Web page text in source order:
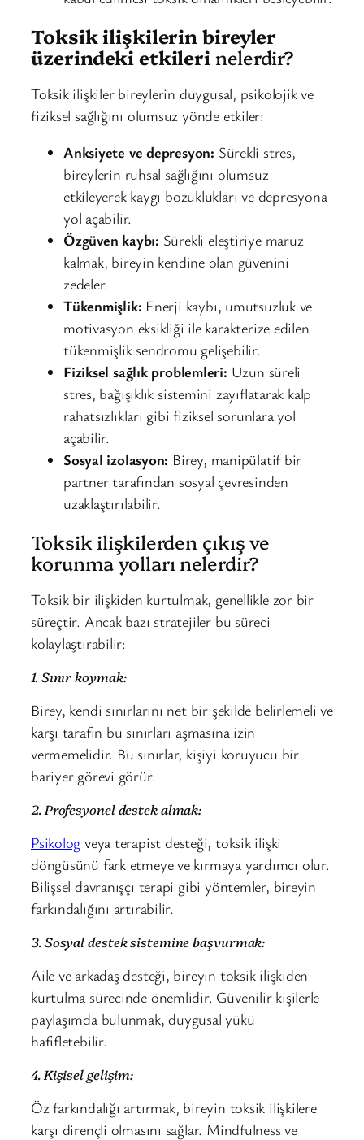
Toksik ilişkilerin bireyler
üzerindeki etkileri nelerdir?
Toksik ilişkiler bireylerin duygusal, psikolojik ve
fiziksel sağlığını olumsuz yönde etkiler:
Anksiyete ve depresyon: Sürekli stres,
bireylerin ruhsal sağlığını olumsuz
etkileyerek kaygı bozuklukları ve depresyona
yol açabilir.
Özgüven kaybı: Sürekli eleştiriye maruz
kalmak, bireyin kendine olan güvenini
zedeler.
Tükenmişlik: Enerji kaybı, umutsuzluk ve
motivasyon eksikliği ile karakterize edilen
tükenmişlik sendromu gelişebilir.
Fiziksel sağlık problemleri: Uzun süreli
stres, bağışıklık sistemini zayıflatarak kalp
rahatsızlıkları gibi fiziksel sorunlara yol
açabilir.
Sosyal izolasyon: Birey, manipülatif bir
partner tarafından sosyal çevresinden
uzaklaştırılabilir.
Toksik ilişkilerden çıkış ve
korunma yolları nelerdir?
Toksik bir ilişkiden kurtulmak, genellikle zor bir
süreçtir. Ancak bazı stratejiler bu süreci
kolaylaştırabilir:
1. Sınır koymak:
Birey, kendi sınırlarını net bir şekilde belirlemeli ve
karşı tarafın bu sınırları aşmasına izin
vermemelidir. Bu sınırlar, kişiyi koruyucu bir
bariyer görevi görür.
2. Profesyonel destek almak:
Psikolog veya terapist desteği, toksik ilişki
döngüsünü fark etmeye ve kırmaya yardımcı olur.
Bilişsel davranışçı terapi gibi yöntemler, bireyin
farkındalığını artırabilir.
3. Sosyal destek sistemine başvurmak:
Aile ve arkadaş desteği, bireyin toksik ilişkiden
kurtulma sürecinde önemlidir. Güvenilir kişilerle
paylaşımda bulunmak, duygusal yükü
hafifletebilir.
4. Kişisel gelişim:
Öz farkındalığı artırmak, bireyin toksik ilişkilere
karşı dirençli olmasını sağlar. Mindfulness ve